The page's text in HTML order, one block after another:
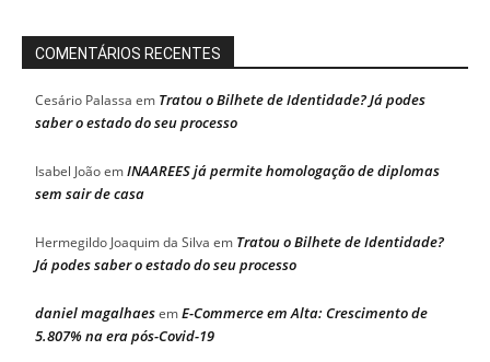
COMENTÁRIOS RECENTES
Cesário Palassa em Tratou o Bilhete de Identidade? Já podes
saber o estado do seu processo
Isabel JoãoemINAAREES já permite homologação de diplomas
sem sair de casa
Hermegildo Joaquim da Silva em Tratou o Bilhete de Identidade?
Já podes saber o estado do seu processo
daniel magalhaesemE-Commerce em Alta: Crescimento de
5.807% na era pós-Covid-19